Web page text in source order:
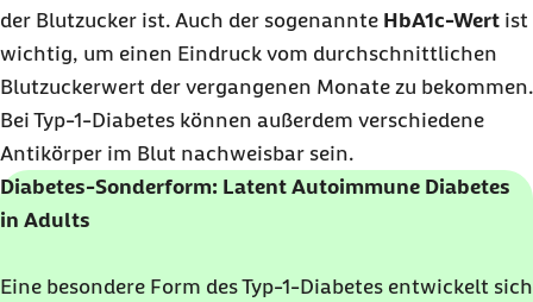
der Blutzucker ist. Auch der sogenannte HbA1c-Wert ist
wichtig, um einen Eindruck vom durchschnittlichen
Blutzuckerwert der vergangenen Monate zu bekommen.
Bei Typ-1-Diabetes können außerdem verschiedene
Antikörper im Blut nachweisbar sein.
Diabetes-Sonderform: Latent Autoimmune Diabetes
in Adults
Eine besondere Form des Typ-1-Diabetes entwickelt sich